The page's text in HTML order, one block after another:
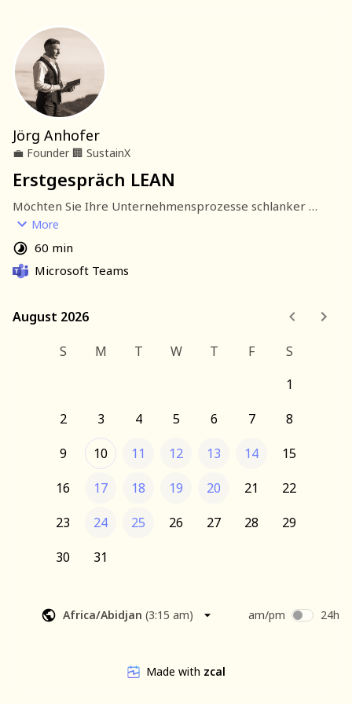
Jörg Anhofer
💼 Founder 🏢 SustainX
Erstgespräch LEAN
Möchten Sie Ihre Unternehmensprozesse schlanker
gestalten und Ihre Wettbewerbsfähigkeit stärken? In
einem persönlichen Gespräch zeige ich Ihnen, wie Sie
durch Lean Management mehr Wert schaffen und Kosten
reduzieren können.
More
60 min
Microsoft Teams
August 2026
August 2026
S
M T W T F
S
1
2
3 4 5 6 7
8
9
10 11 12 13 14
15
16
17 18 19 20 21
22
23
24 25 26 27 28
29
30
31
Africa/Abidjan (3:15 am) am/pm 24h
Made with zcal